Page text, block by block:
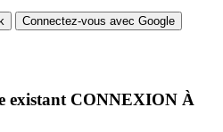
Connectez-vous avec Google
existant CONNEXION À